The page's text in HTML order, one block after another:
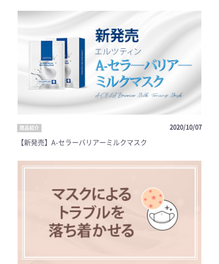
商品紹介 2020/10/07
【新発売】A-セラーバリアーミルクマスク